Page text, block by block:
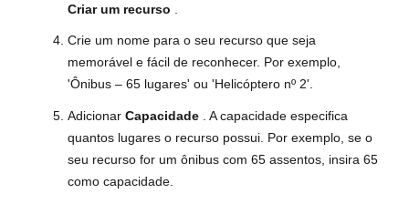
Criar um recurso
Crie um nome para o seu recurso que seja
memorável e fácil de reconhecer. Por exemplo,
'Ônibus – 65 lugares' ou 'Helicóptero nº 2'.
Adicionar Capacidade . A capacidade especifica
quantos lugares o recurso possui. Por exemplo, se o
seu recurso for um ônibus com 65 assentos, insira 65
como capacidade.